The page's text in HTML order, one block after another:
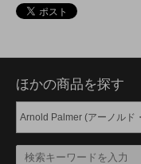
ほかの商品を探す